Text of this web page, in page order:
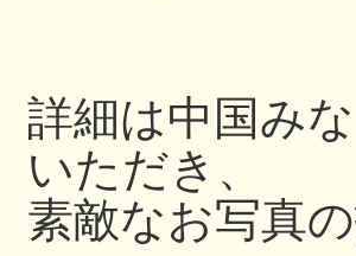
詳細は中国み
いただき、
素敵なお写真